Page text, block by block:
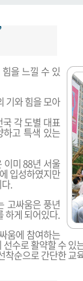
을 느낄 수 있
기와 힘을 모아
각 도별 대표
하고 특색 있는
이미 88년 서울
입성하였지만
.
고싸움은 풍년
하게 되어있다.
움에 참여하는
수로 활약할 수 있
순으로 간단한 교